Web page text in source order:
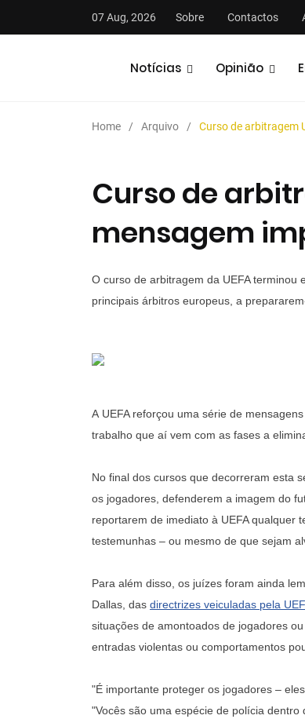
07 Aug, 2026 Sobre Contactos
Notícias Opinião
Home Arquivo Curso de arbitragem
Curso de
mensagem
O curso de arbitragem da UEFA terminou
principais árbitros europeus, a
A UEFA reforçou uma série de
trabalho que aí vem com as fases a
No final dos cursos que decorreram esta
os jogadores, defenderem a imagem do
reportarem de imediato à UEFA qualquer
testemunhas – ou mesmo de que sejam
Para além disso, os juízes foram ainda
Dallas, das directrizes veiculadas pela
situações de amontoados de jogadores
entradas violentas ou comportamentos
"É importante proteger os jogadores –
"Vocês são uma espécie de polícia
Podcasts